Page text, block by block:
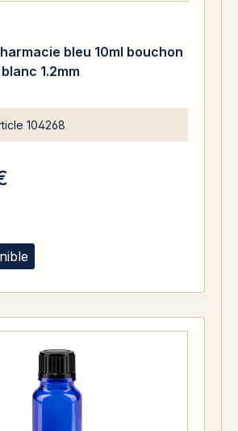
bleu 10ml bouchon
1.2mm
104268